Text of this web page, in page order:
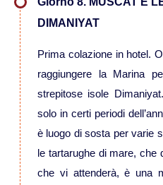
Viaggi in Cile
Viaggi in Colombia
Viaggi in Ecuador
Viaggi in Peru'
DIMANIYAT
Prima colazione in hotel.
raggiungere la Marina
strepitose isole
solo in certi periodi
è luogo di sosta per varie
le tartarughe di mare, che
che vi attenderà, è una